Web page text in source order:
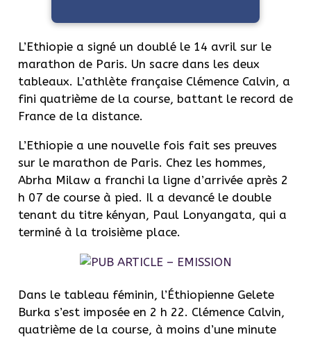
L’Ethiopie a signé un doublé le 14 avril sur le
marathon de Paris. Un sacre dans les deux
tableaux. L’athlète française Clémence Calvin, a
fini quatrième de la course, battant le record de
France de la distance.
L’Ethiopie a une nouvelle fois fait ses preuves
sur le marathon de Paris. Chez les hommes,
Abrha Milaw a franchi la ligne d’arrivée après 2
h 07 de course à pied. Il a devancé le double
tenant du titre kényan, Paul Lonyangata, qui a
terminé à la troisième place.
Dans le tableau féminin, l’Éthiopienne Gelete
Burka s’est imposée en 2 h 22. Clémence Calvin,
quatrième de la course, à moins d’une minute